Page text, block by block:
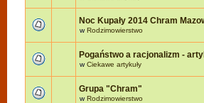
Noc Kupały 2014 Chram
wRodzimowierstwo
Pogaństwo a racjonalizm -
wCiekawe artykuły
Grupa "Chram"
wRodzimowierstwo